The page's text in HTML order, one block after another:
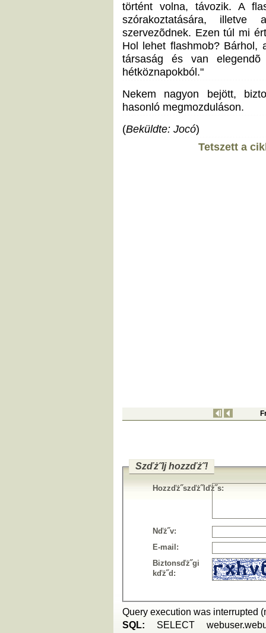
történt volna, távozik. A
szórakoztatására, illetve
szervezõdnek. Ezen túl mi
Hol lehet flashmob? Bárhol,
társaság és van
hétköznapokból."
Nekem nagyon bejött,
hasonló megmozduláson.
(Beküldte: Jocó)
Tetszett a
Szďż˝lj hozzďż˝!
Hozzďż˝szďż˝lďż˝s:
Nďż˝v:
E-mail:
Biztonsďż˝gi
kďż˝d:
Query execution was interrupted
SQL: SELECT